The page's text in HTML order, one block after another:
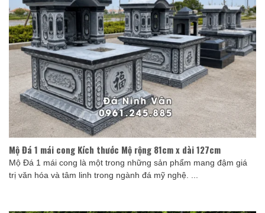
Mộ Đá 1 mái cong Kích thước Mộ rộng 81cm x dài 127cm
Mộ Đá 1 mái cong là một trong những sản phẩm mang đậm giá
trị văn hóa và tâm linh trong ngành đá mỹ nghệ. ...